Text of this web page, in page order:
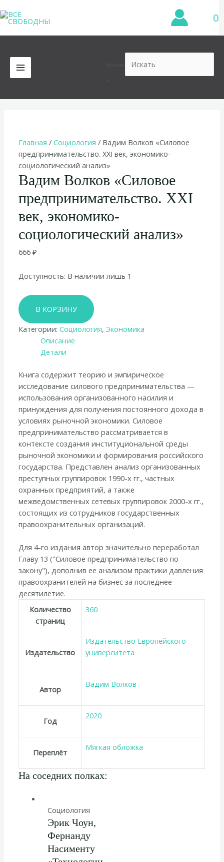
к
содержимому
0
MAIN
MENU
Главная /Социология / Вадим Волков «Силовое
предпринимательство. XXI век, экономико-
социологический анализ»
Вадим Волков «Силовое
предпринимательство. XXI
век, экономико-
социологический анализ»
666₽
Доступность: В наличии лишь 1
Количество
товара
Вадим
Волков
«Силовое
предпринимательство.
век,
экономико-
социологический
анализ»
В КОРЗИНУ
Категории:Социология,Экономика
Описание
Детали
Книга содержит теорию и эмпирическое
исследование силового предпринимательства —
использования организованного насилия и
принуждения для получения постоянного дохода в
условиях рыночной экономики. Силовое
предпринимательство рассматривается в
контексте создания институциональной среды
рыночной экономики и формирования российского
государства. Представлен анализ организованных
преступных группировок 1990-х гг., частных
охранных предприятий, а также
межведомственных сетевых группировок 2000-х гг.,
состоящих из сотрудников государственных
правоохранительных организаций.
Для 4-го издания автор значительно переработал
Главу 13 ("Силовое предпринимательство по
закону"), дополнив ее анализом практики давления
правоохранителей на бизнес за последнее
десятилетие.
Количество
страниц
360
Издательство
Издательство Европейского
университета
Автор
Вадим Волков
Год
2020
Переплёт
Мягкая обложка
На соседних полках:
Социология
Эрик Чоун,
Фернанду
Насименту